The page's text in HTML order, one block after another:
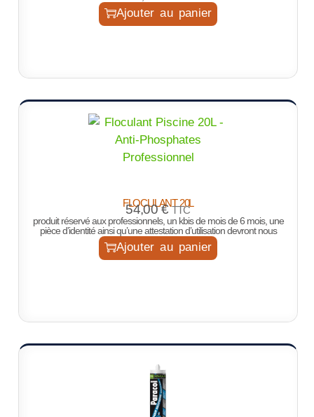
Ajouter au panier
FLOCULANT 20L
54,00€ TTC
produit réservé aux professionnels, un kbis de mois de 6 mois, une
pièce d’identité ainsi qu’une attestation d’utilisation devront nous
Ajouter au panier